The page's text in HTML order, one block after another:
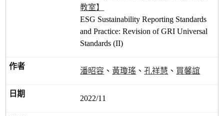
教室】
ESG Sustainability Reporting Standards
and Practice: Revision of GRI Universal
Standards (II)
潘昭容 、 黃瓊瑤 、孔祥慧 、 買馨誼
2022/11